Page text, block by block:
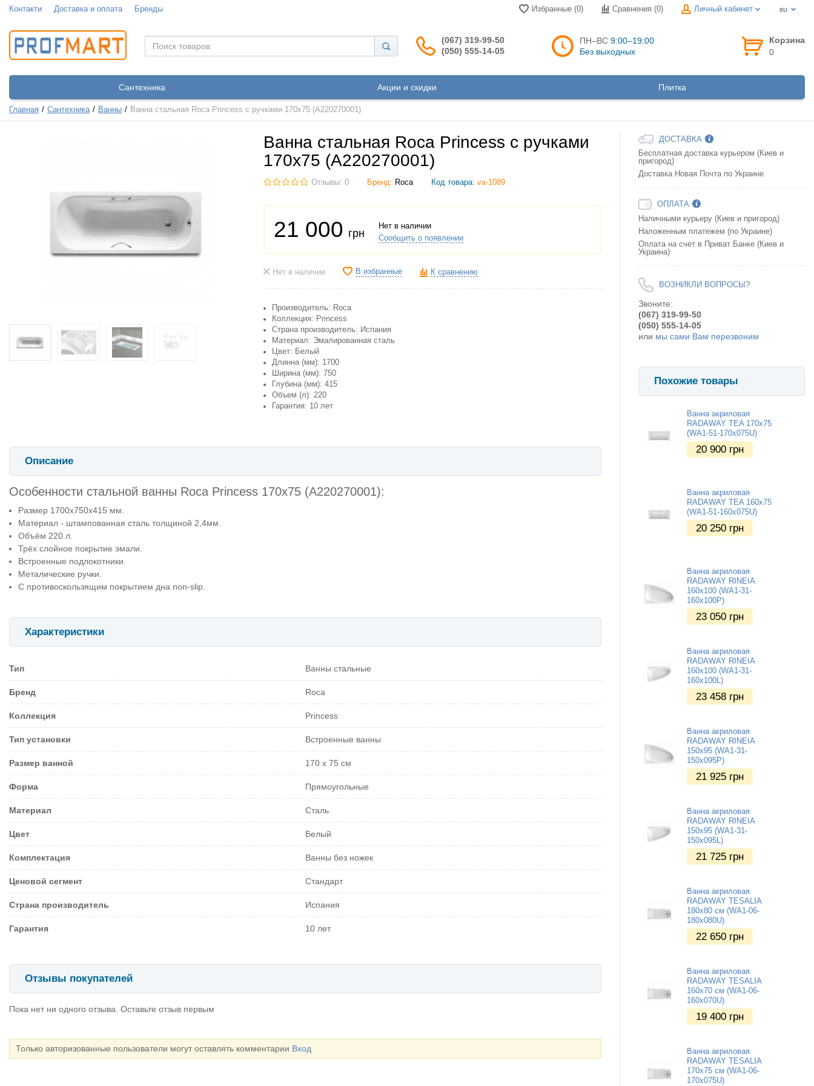
Контакти Доставка и оплата Бренды Избранные (0) Сравнения (0) Личный кабинет
(067) 319-99-50
(050) 555-14-05
ПН–ВС 9:00–19:00
Без выходных
Корзина
0
Сантехника Акции и скидки Плитка
Главная Сантехника Ванны Ванна стальная Roca Princess с ручками 170x75 (A220270001)
Ванна стальная Roca Princess с ручками
170x75 (A220270001)
Отзывы: 0 Бренд: Roca Код товара: va-1089
21 000 грн
Нет в наличии
Сообщить о появлении
Нет в наличии В избранные К сравнению
Производитель: Roca
Коллекция: Princess
Страна производитель: Испания
Материал: Эмалированная сталь
Цвет: Белый
Длинна (мм): 1700
Ширина (мм): 750
Глубина (мм): 415
Объем (л): 220
Гарантия: 10 лет
Описание
Особенности стальной ванны Roca Princess 170x75 (A220270001):
Размер 1700х750х415 мм.
Материал - штампованная сталь толщиной 2,4мм.
Объём 220 л.
Трёх слойное покрытие эмали.
Встроенные подлокотники.
Металические ручки.
С противоскользящим покрытием дна non-slip.
Характеристики
Тип Ванны стальные
Бренд Roca
Коллекция Princess
Тип установки Встроенные ванны
Размер ванной 170 х 75 см
Форма Прямоугольные
Материал Сталь
Цвет Белый
Комплектация Ванны без ножек
Ценовой сегмент Стандарт
Страна производитель Испания
Гарантия 10 лет
Отзывы покупателей
Пока нет ни одного отзыва. Оставьте отзыв первым
Только авторизованные пользователи могут оставлять комментарии Вход
ДОСТАВКА
Бесплатная доставка курьером (Киев и
пригород)
Доставка Новая Почта по Украине
ОПЛАТА
Наличными курьеру (Киев и пригород)
Наложенным платежем (по Украине)
Оплата на счет в Приват Банке (Киев и
Украина)
ВОЗНИКЛИ ВОПРОСЫ?
Звоните:
(067) 319-99-50
(050) 555-14-05
или мы сами Вам перезвоним
Похожие товары
Ванна акриловая
RADAWAY TEA 170x75
(WA1-51-170x075U)
20 900 грн
Ванна акриловая
RADAWAY TEA 160x75
(WA1-51-160x075U)
20 250 грн
Ванна акриловая
RADAWAY RINEIA
160x100 (WA1-31-
160x100P)
23 050 грн
Ванна акриловая
RADAWAY RINEIA
160x100 (WA1-31-
160x100L)
23 458 грн
Ванна акриловая
RADAWAY RINEIA
150x95 (WA1-31-
150x095P)
21 925 грн
Ванна акриловая
RADAWAY RINEIA
150x95 (WA1-31-
150x095L)
21 725 грн
Ванна акриловая
RADAWAY TESALIA
180x80 см (WA1-06-
180x080U)
22 650 грн
Ванна акриловая
RADAWAY TESALIA
160x70 см (WA1-06-
160x070U)
19 400 грн
Ванна акриловая
RADAWAY TESALIA
170x75 см (WA1-06-
170x075U)